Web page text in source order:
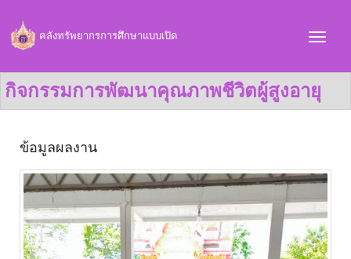
คลังทรัพยากรการศึกษาแบบเปิด
กิจกรรมการพัฒนาคุณภาพชีวิตผู้สูงอายุ
ข้อมูลผลงาน